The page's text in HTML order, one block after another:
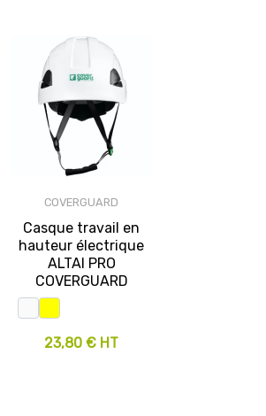
COVERGUARD
Casque travail en
hauteur électrique
ALTAI PRO
COVERGUARD
23,80 € HT